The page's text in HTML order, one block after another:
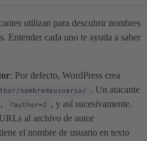
utilizan para descubrir nombres
Entender cada uno te ayuda a saber
: Por defecto, WordPress crea
nombredeusuario/
. Un atacante
, ?author=2
, y así sucesivamente.
al archivo de autor
el nombre de usuario en texto